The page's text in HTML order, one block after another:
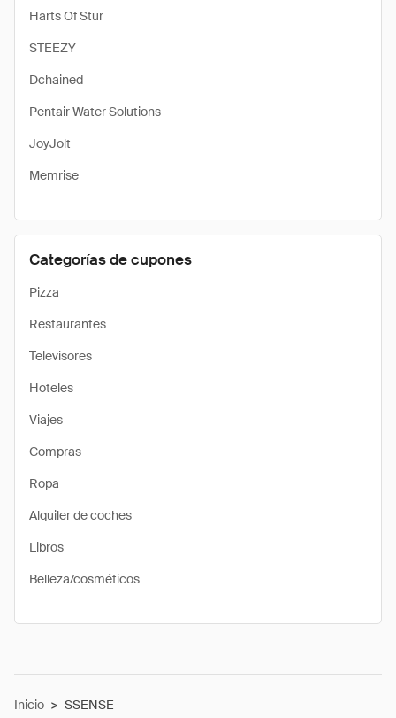
Harts Of Stur
STEEZY
Dchained
Pentair Water Solutions
JoyJolt
Memrise
Categorías de cupones
Pizza
Restaurantes
Televisores
Hoteles
Viajes
Compras
Ropa
Alquiler de coches
Libros
Belleza/cosméticos
Inicio > SSENSE